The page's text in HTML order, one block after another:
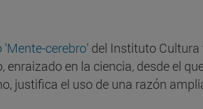
cerebro’ del Instituto Cultura
en la ciencia, desde el
justifica el uso de una razón